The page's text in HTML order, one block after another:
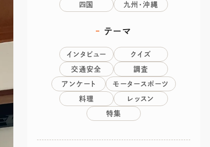
四国 九州・沖縄
テーマ
インタビュー クイズ
交通安全 調査
アンケート モータースポーツ
料理 レッスン
特集